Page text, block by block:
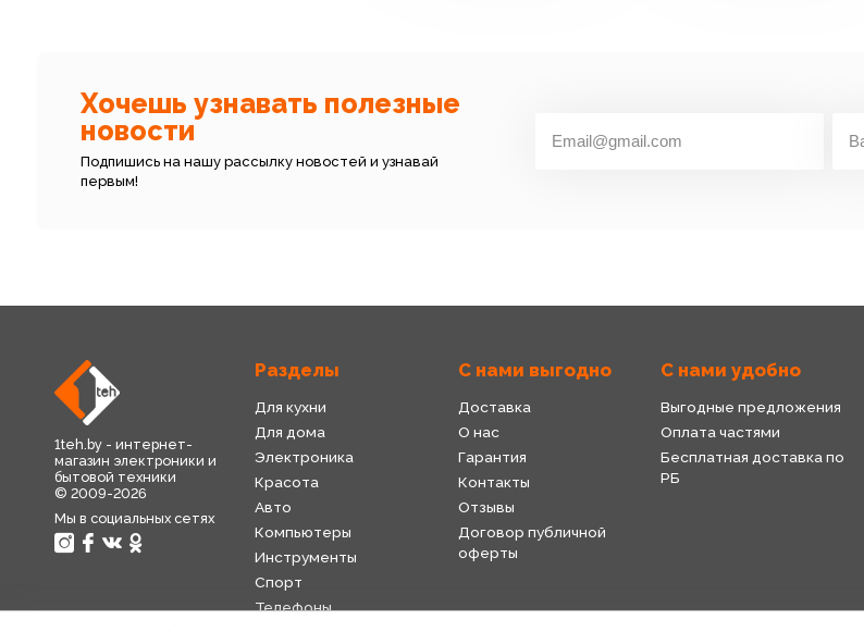
Хочешь узнавать полезные
новости
Подпишись на нашу рассылку новостей и узнавай
первым!
1teh.by - интернет-
магазин электроники и
бытовой техники
© 2009-2026
Мы в социальных сетях
Разделы
Для кухни
Для дома
Электроника
Красота
Авто
Компьютеры
Инструменты
Спорт
Телефоны
С нами выгодно
Доставка
О нас
Гарантия
Контакты
Отзывы
Договор публичной
оферты
С нами удобно
Выгодные предложения
Оплата частями
Бесплатная доставка по
РБ